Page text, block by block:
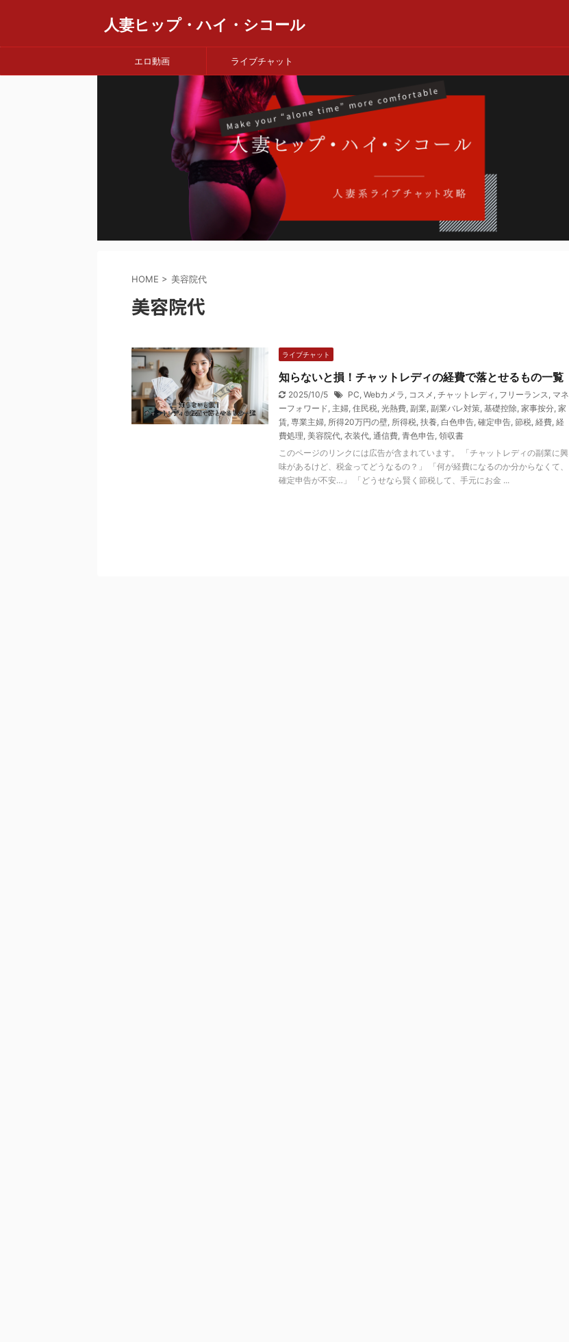
人妻ヒップ・ハイ・シコール
エロ動画 ライブチャット
HOME > 美容院代
美容院代
ライブチャット
知らないと損！チャットレディの経費で落とせるもの一覧
2025/10/5 PC Webカメラ コスメ チャットレディ フリーランス マネ
ーフォワード 主婦 住民税 光熱費 副業 副業バレ対策 基礎控除 家事按分 家
賃 専業主婦 所得20万円の壁 所得税 扶養 白色申告 確定申告 節税 経費 経
費処理 美容院代 衣装代 通信費 青色申告 領収書
このページのリンクには広告が含まれています。 「チャットレディの副業に興
味があるけど、税金ってどうなるの？」 「何が経費になるのか分からなくて、
確定申告が不安…」 「どうせなら賢く節税して、手元にお金 ...